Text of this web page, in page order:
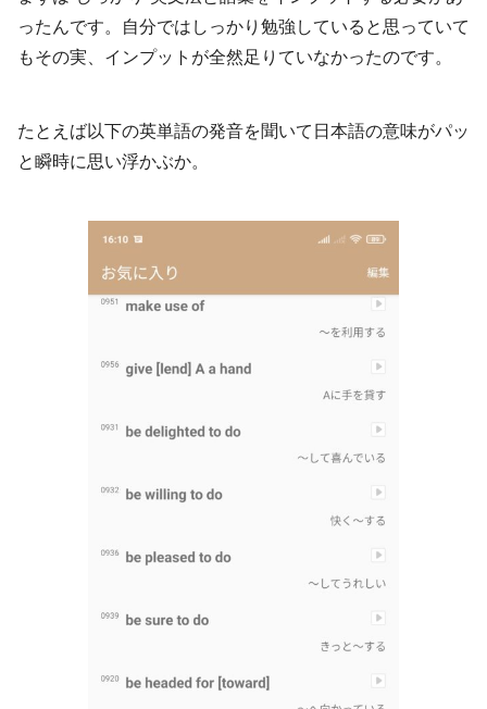
ったんです。自分ではしっかり勉強していると思っていて
もその実、インプットが全然足りていなかったのです。
たとえば以下の英単語の発音を聞いて日本語の意味がパッ
と瞬時に思い浮かぶか。